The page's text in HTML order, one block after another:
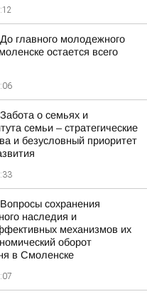
главного молодежного
остается всего
о семьях и
семьи – стратегические
и безусловный приоритет
сохранения
наследия и
механизмов их
оборот
в Смоленске